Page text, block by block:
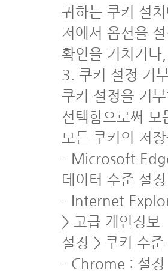
귀하는 쿠키 설
저에서 옵션을
확인을 거치거
3. 쿠키 설정 거
쿠키 설정을 거
선택함으로써
모든 쿠키의 저
- Microsoft
데이터 수준 설정
- Internet
> 고급 개인정보
설정 > 쿠키 수
- Chrome : 설정